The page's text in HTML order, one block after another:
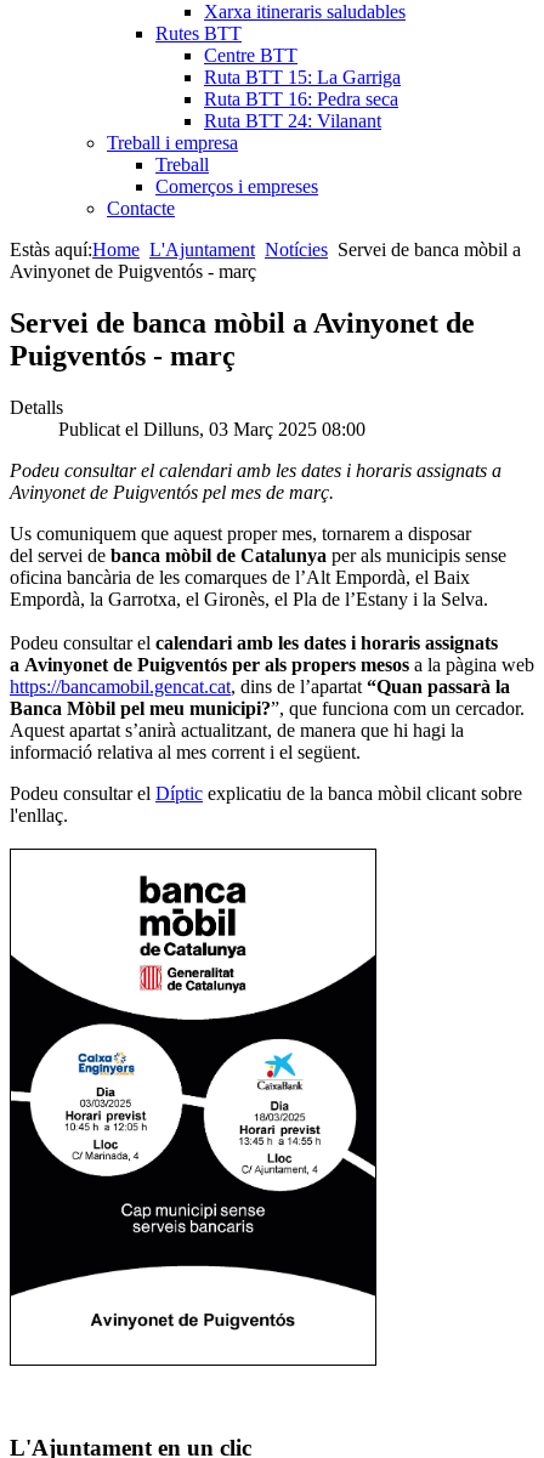
Xarxa itineraris saludables
Rutes BTT
Centre BTT
Ruta BTT 15: La Garriga
Ruta BTT 16: Pedra seca
Ruta BTT 24: Vilanant
Treball i empresa
Treball
Comerços i empreses
Contacte
Estàs aquí:Home L'Ajuntament Notícies Servei de banca mòbil a
Avinyonet de Puigventós - març
Servei de banca mòbil a Avinyonet de
Puigventós - març
Detalls
Publicat el Dilluns, 03 Març 2025 08:00
Podeu consultar el calendari amb les dates i horaris assignats a
Avinyonet de Puigventós pel mes de març.
Us comuniquem que aquest proper mes, tornarem a disposar
del servei de banca mòbil de Catalunya per als municipis sense
oficina bancària de les comarques de l’Alt Empordà, el Baix
Empordà, la Garrotxa, el Gironès, el Pla de l’Estany i la Selva.
Podeu consultar el calendari amb les dates i horaris assignats
a Avinyonet de Puigventós per als propers mesos a la pàgina web
https://bancamobil.gencat.cat, dins de l’apartat “Quan passarà la
Banca Mòbil pel meu municipi?”, que funciona com un cercador.
Aquest apartat s’anirà actualitzant, de manera que hi hagi la
informació relativa al mes corrent i el següent.
Podeu consultar el Díptic explicatiu de la banca mòbil clicant sobre
l'enllaç.
L'Ajuntament en un clic